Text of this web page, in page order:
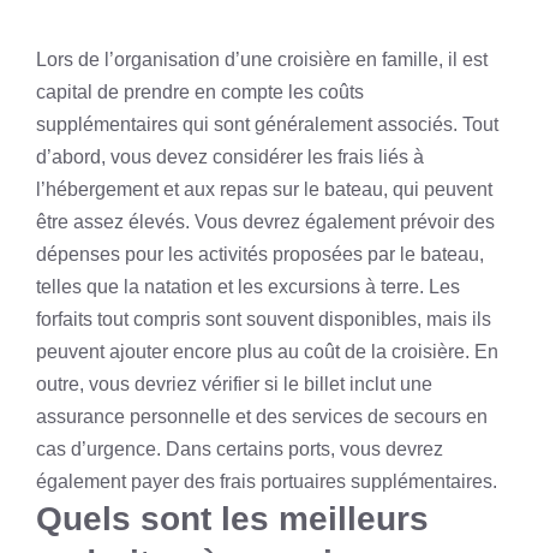
Lors de l’organisation d’une croisière en famille, il est
capital de prendre en compte les coûts
supplémentaires qui sont généralement associés. Tout
d’abord, vous devez considérer les frais liés à
l’hébergement et aux repas sur le bateau, qui peuvent
être assez élevés. Vous devrez également prévoir des
dépenses pour les activités proposées par le bateau,
telles que la natation et les excursions à terre. Les
forfaits tout compris sont souvent disponibles, mais ils
peuvent ajouter encore plus au coût de la croisière. En
outre, vous devriez vérifier si le billet inclut une
assurance personnelle et des services de secours en
cas d’urgence. Dans certains ports, vous devrez
également payer des frais portuaires supplémentaires.
Quels sont les meilleurs